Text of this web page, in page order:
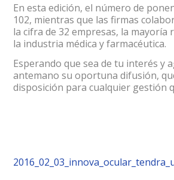
En esta edición, el número de
102, mientras que las firmas
la cifra de 32 empresas, la mayoría
la industria médica y farmacéutica.
Esperando que sea de tu interés y
antemano su oportuna difusión,
disposición para cualquier gestión